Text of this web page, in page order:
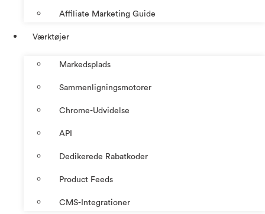
Affiliate Marketing Guide
Værktøjer
Markedsplads
Sammenligningsmotorer
Chrome-Udvidelse
API
Dedikerede Rabatkoder
Product Feeds
CMS-Integrationer